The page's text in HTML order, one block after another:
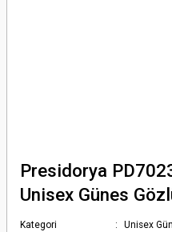
Presidorya
Unisex Günes
Kategori
Unisex